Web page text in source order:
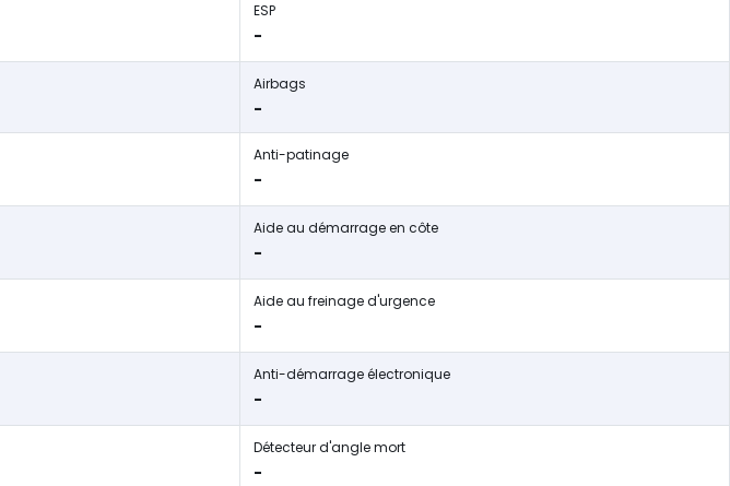
ESP
-
Airbags
-
Anti-patinage
-
Aide au démarrage en côte
-
Aide au freinage d'urgence
-
Anti-démarrage électronique
-
Détecteur d'angle mort
-